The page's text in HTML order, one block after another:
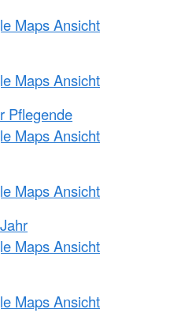
Maps Ansicht
Maps Ansicht
Pflegende
Maps Ansicht
Maps Ansicht
Maps Ansicht
Maps Ansicht